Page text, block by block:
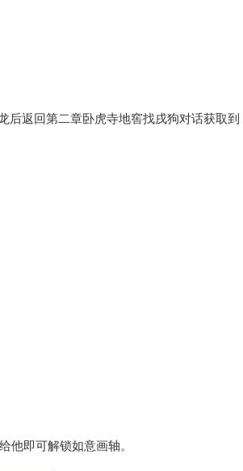
后返回第二章卧虎寺地窖找戌狗对话获取到
他即可解锁如意画轴。